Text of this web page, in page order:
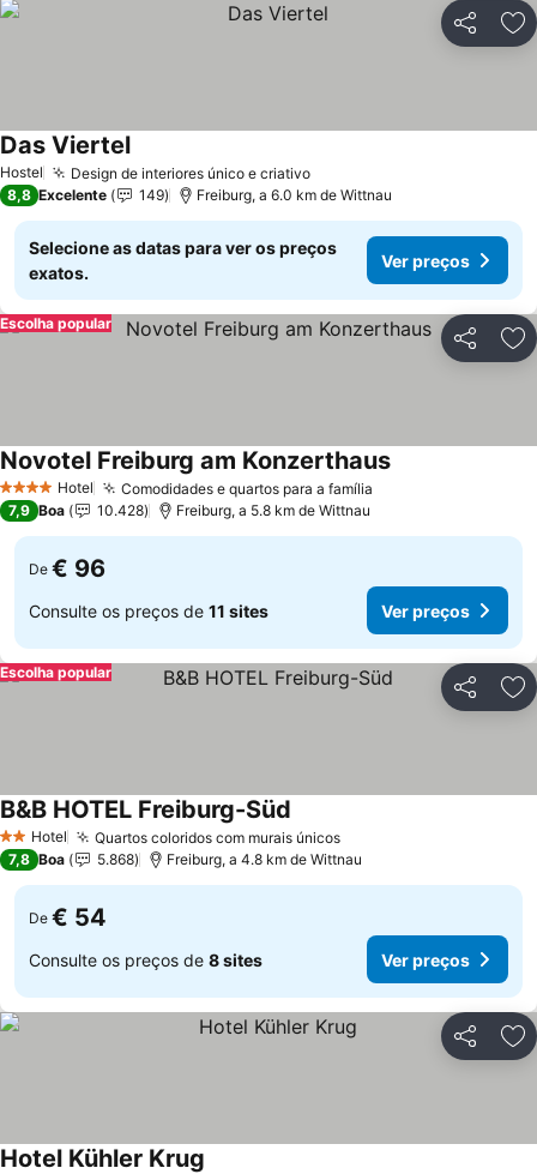
Partilhar
Hostel Design de interiores único e criativo
Das Viertel
8,8 Excelente 149 Freiburg, a 6.0 km de Wittnau
Selecione as datas para ver os preços
exatos.
Ver preços
Partilhar
Escolha popular
4 EstrelasHotel Comodidades e quartos para a família
Novotel Freiburg am Konzerthaus
7,9 Boa 10.428 Freiburg, a 5.8 km de Wittnau
De € 96
Consulte os preços de 11 sites Ver preços
Partilhar
Escolha popular
2 Estrelas
Hotel Quartos coloridos com murais únicos
B&B HOTEL Freiburg-Süd
7,8 Boa 5.868 Freiburg, a 4.8 km de Wittnau
De € 54
Consulte os preços de 8 sites Ver preços
Partilhar
Hotel Kühler Krug